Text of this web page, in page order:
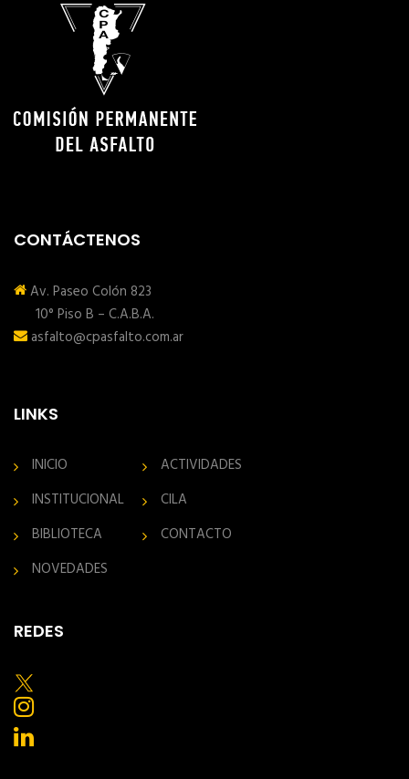
CONTÁCTENOS
Av. Paseo Colón 823
10° Piso B – C.A.B.A.
asfalto@cpasfalto.com.ar
LINKS
INICIO
INSTITUCIONAL
BIBLIOTECA
NOVEDADES
ACTIVIDADES
CILA
CONTACTO
REDES